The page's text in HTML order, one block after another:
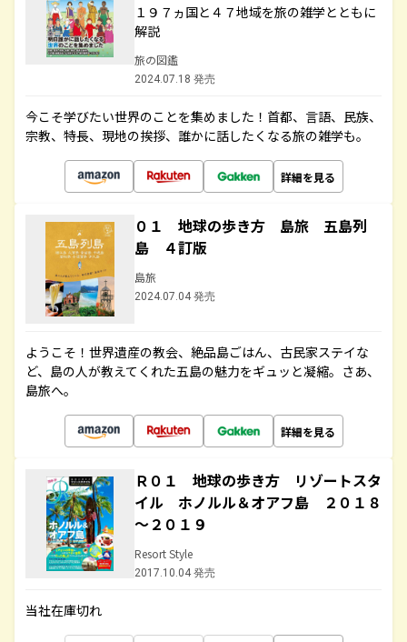
１９７ヵ国と４７地域を旅の雑学とともに
解説
旅の図鑑
2024.07.18 発売
今こそ学びたい世界のことを集めました！首都、言語、民族、
宗教、特長、現地の挨拶、誰かに話したくなる旅の雑学も。
詳細を見る
０１ 地球の歩き方 島旅 五島列
島 ４訂版
島旅
2024.07.04 発売
ようこそ！世界遺産の教会、絶品島ごはん、古民家ステイな
ど、島の人が教えてくれた五島の魅力をギュッと凝縮。さあ、
島旅へ。
詳細を見る
Ｒ０１ 地球の歩き方 リゾートスタ
イル ホノルル＆オアフ島 ２０１８
～２０１９
Resort Style
2017.10.04 発売
当社在庫切れ